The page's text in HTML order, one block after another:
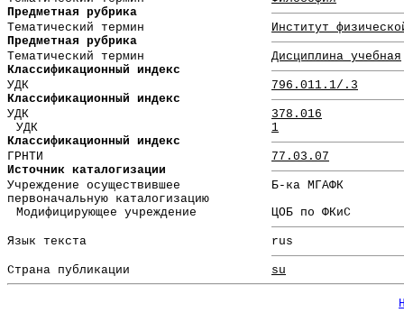
Предметная рубрика
Тематический термин
Институт
Предметная рубрика
Тематический термин
Дисциплина учебная
Классификационный индекс
УДК
796.011.1/.3
Классификационный индекс
УДК
378.016
УДК
1
Классификационный индекс
ГРНТИ
77.03.07
Источник каталогизации
Учреждение осуществившее
первоначальную каталогизацию
Б-ка МГАФК
Модифицирующее учреждение
ЦОБ по ФКиС
Язык текста rus
Страна публикации su